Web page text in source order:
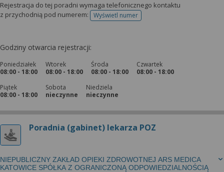
Rejestracja do tej poradni wymaga telefonicznego kontaktu
z przychodnią pod numerem:
Wyświetl numertelefonu do rejestracji
Godziny otwarcia rejestracji:
Poniedziałek
08:00 - 18:00
Wtorek
08:00 - 18:00
Środa
08:00 - 18:00
Czwartek
08:00 - 18:00
Piątek
08:00 - 18:00
Sobota
nieczynne
Niedziela
nieczynne
Poradnia (gabinet) lekarza POZ
NIEPUBLICZNY ZAKŁAD OPIEKI ZDROWOTNEJ ARS MEDICA
KATOWICE SPÓŁKA Z OGRANICZONĄ ODPOWIEDZIALNOŚCIĄ